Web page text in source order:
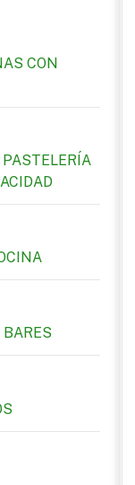
CON
BARES